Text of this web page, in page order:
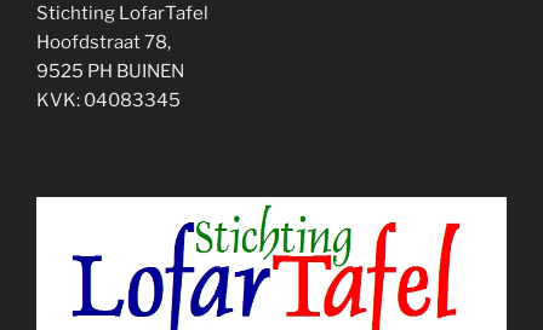
Stichting LofarTafel
Hoofdstraat 78,
9525 PH BUINEN
KVK: 04083345